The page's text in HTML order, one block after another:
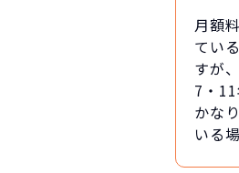
月額
てい
すが
7・
かな
いる